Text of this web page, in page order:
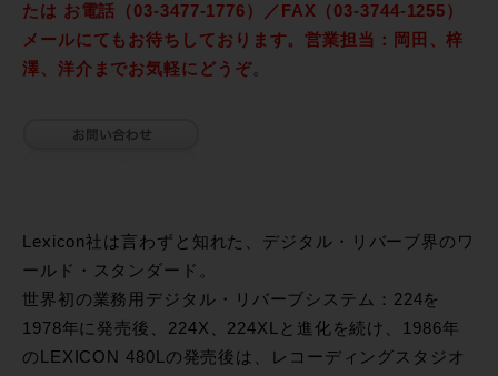
たは お電話（03-3477-1776）／FAX（03-3744-1255）
メールにてもお待ちしております。営業担当：岡田、梓
澤、洋介までお気軽にどうぞ。
Lexicon社は言わずと知れた、デジタル・リバーブ界のワ
ールド・スタンダード。
世界初の業務用デジタル・リバーブシステム：224を
1978年に発売後、224X、224XLと進化を続け、1986年
のLEXICON 480Lの発売後は、レコーディングスタジオ